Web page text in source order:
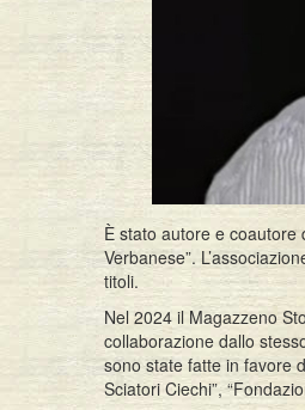
È stato autore e coautore
Verbanese”.
titoli.
Nel 2024 il Magazzeno
collaborazione dallo
sono state fatte in favore
Sciatori Ciechi”,